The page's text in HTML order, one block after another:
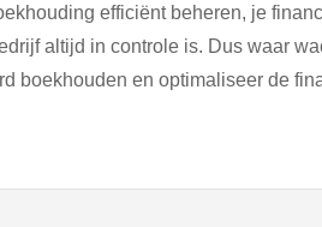
efficiënt beheren, je
altijd in controle is. Dus waar
boekhouden en optimaliseer de